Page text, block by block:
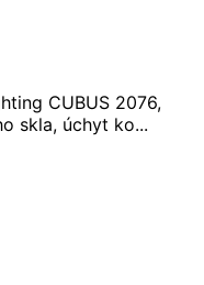
CUBUS 2076,
skla, úchyt ko...